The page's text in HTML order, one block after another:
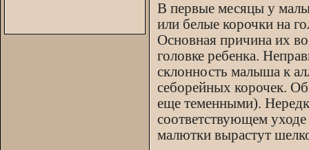
В первые месяцы у
или белые корочки на
Основная причина их
головке ребенка.
склонность малыша к
себорейных корочек.
еще теменными).
соответствующем
малютки вырастут